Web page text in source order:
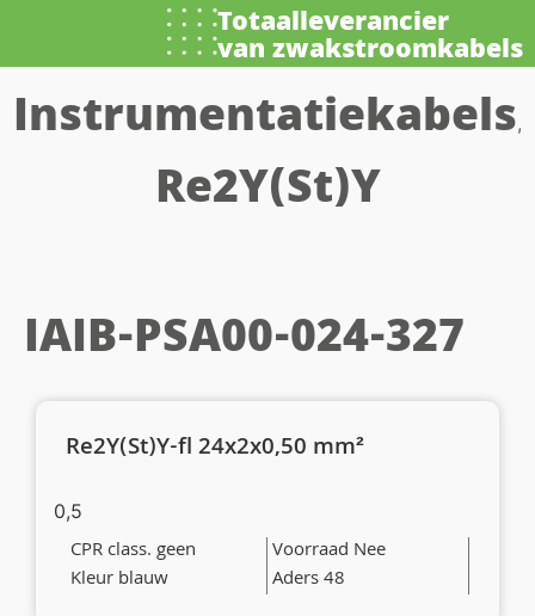
Totaalleverancier
van zwakstroomkabels
Instrumentatiekabels,
Re2Y(St)Y
IAIB-PSA00-024-327
Re2Y(St)Y-fl 24x2x0,50 mm²
0,5
CPR class. geen
Voorraad Nee
Kleur blauw
Aders 48